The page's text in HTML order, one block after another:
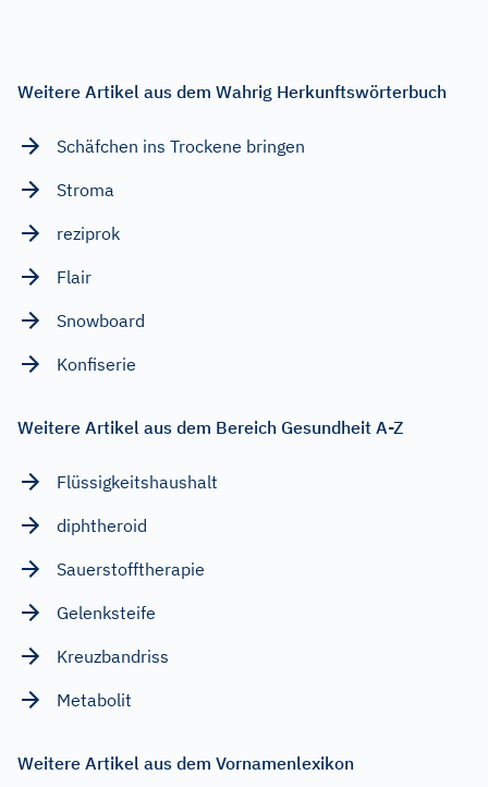
Weitere Artikel aus dem Wahrig Herkunftswörterbuch
Schäfchen ins Trockene bringen
Stroma
reziprok
Flair
Snowboard
Konfiserie
Weitere Artikel aus dem Bereich Gesundheit A-Z
Flüssigkeitshaushalt
diphtheroid
Sauerstofftherapie
Gelenksteife
Kreuzbandriss
Metabolit
Weitere Artikel aus dem Vornamenlexikon